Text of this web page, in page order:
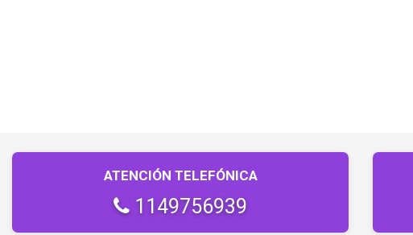
ATENCIÓN TELEFÓNICA
1149756939